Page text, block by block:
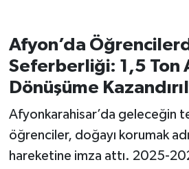
Afyon’da
Seferberliği: 1,5 Ton
Dönüşüme
Afyonkarahisar’da geleceğin
öğrenciler, doğayı korumak
hareketine imza attı. 2025-